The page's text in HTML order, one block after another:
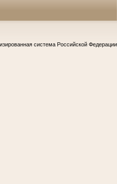
система Российской